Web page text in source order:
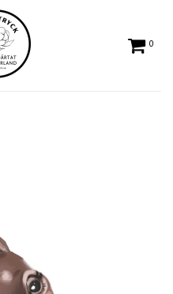
0